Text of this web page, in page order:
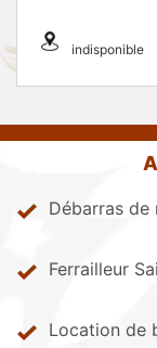
indisponible
Débarras de
Ferrailleur
Location de